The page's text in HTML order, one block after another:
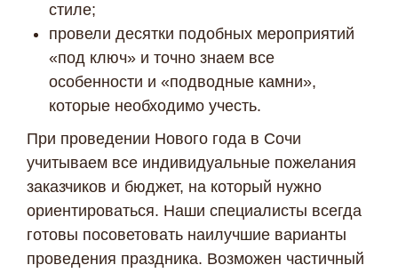
стиле;
провели десятки подобных мероприятий
«под ключ» и точно знаем все
особенности и «подводные камни»,
которые необходимо учесть.
При проведении Нового года в Сочи
учитываем все индивидуальные пожелания
заказчиков и бюджет, на который нужно
ориентироваться. Наши специалисты всегда
готовы посоветовать наилучшие варианты
проведения праздника. Возможен частичный